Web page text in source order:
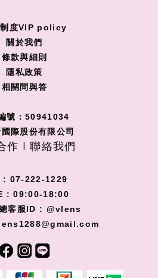
制度VIP policy
關於我們
條款與細則
隱私政策
相關問與答
號：50941034
際股份有限公司
作 I 聯絡我們
: 07-222-1229
: 09:00-18:00
客服ID : @vlens